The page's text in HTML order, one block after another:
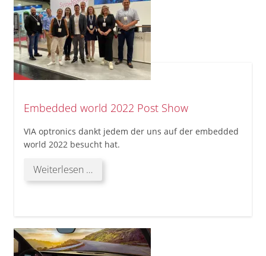
Embedded world 2022 Post Show
VIA optronics dankt jedem der uns auf der embedded
world 2022 besucht hat.
Weiterlesen …Embedded
world
Show